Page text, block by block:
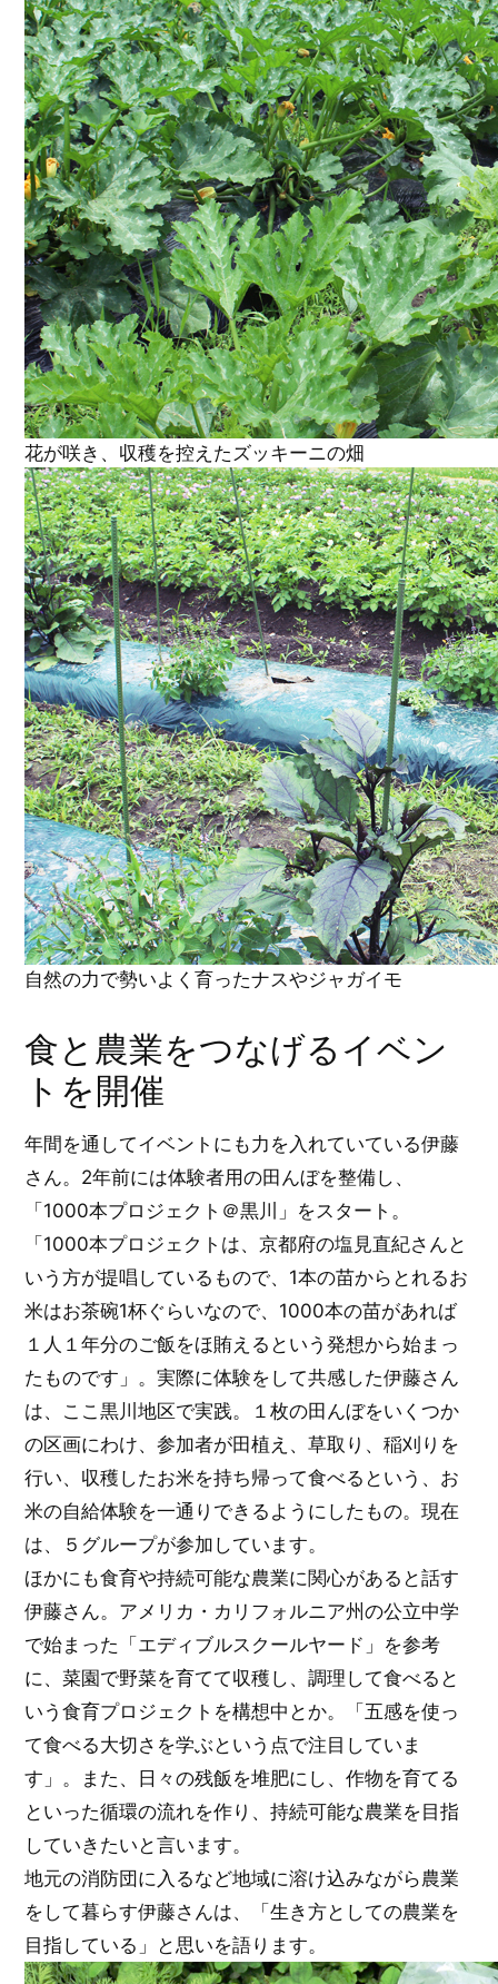
花が咲き、収穫を控えたズッキーニの畑
自然の力で勢いよく育ったナスやジャガイモ
食と農業をつなげるイベン
トを開催
年間を通してイベントにも力を入れていている伊藤
さん。2年前には体験者用の田んぼを整備し、
「1000本プロジェクト＠黒川」をスタート。
「1000本プロジェクトは、京都府の塩見直紀さんと
いう方が提唱しているもので、1本の苗からとれるお
米はお茶碗1杯ぐらいなので、1000本の苗があれば
１人１年分のご飯をほ賄えるという発想から始まっ
たものです」。実際に体験をして共感した伊藤さん
は、ここ黒川地区で実践。１枚の田んぼをいくつか
の区画にわけ、参加者が田植え、草取り、稲刈りを
行い、収穫したお米を持ち帰って食べるという、お
米の自給体験を一通りできるようにしたもの。現在
は、５グループが参加しています。
ほかにも食育や持続可能な農業に関心があると話す
伊藤さん。アメリカ・カリフォルニア州の公立中学
で始まった「エディブルスクールヤード」を参考
に、菜園で野菜を育てて収穫し、調理して食べると
いう食育プロジェクトを構想中とか。「五感を使っ
て食べる大切さを学ぶという点で注目していま
す」。また、日々の残飯を堆肥にし、作物を育てる
といった循環の流れを作り、持続可能な農業を目指
していきたいと言います。
地元の消防団に入るなど地域に溶け込みながら農業
をして暮らす伊藤さんは、「生き方としての農業を
目指している」と思いを語ります。